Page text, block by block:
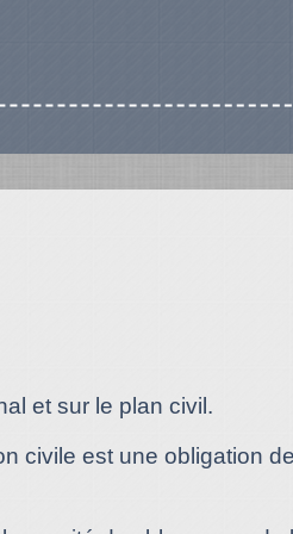
et sur le plan civil.
civile est une obligation